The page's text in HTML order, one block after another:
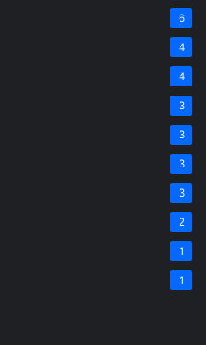
6
4
4
3
3
3
3
2
1
1